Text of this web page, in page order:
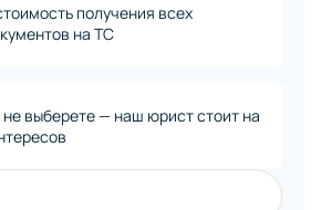
получения всех
на ТС
не выберете — наш юрист стоит на